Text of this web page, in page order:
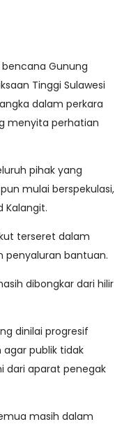
Gunung
Tinggi Sulawesi
dalam perkara
menyita perhatian
pihak yang
mulai berspekulasi,
Kalangit.
terseret dalam
penyaluran bantuan.
dibongkar dari hilir
dinilai progresif
publik tidak
dari aparat penegak
masih dalam